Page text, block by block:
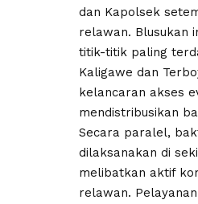
dan Kapolsek
relawan. Blusukan
titik-titik paling
Kaligawe dan
kelancaran akses
mendistribusikan
Secara paralel,
dilaksanakan di
melibatkan aktif
relawan.